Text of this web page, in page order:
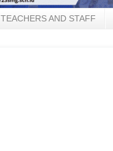
TEACHERS AND STAFF